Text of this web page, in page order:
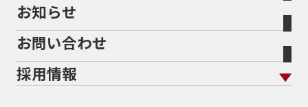
地域から探す
メーカー別買取相場・
ヤマハ
ホンダ
スズキ
トライアンフ
アプリリア
KTM
バイク保険無料見積り（他社でご加入の方）
盗難保険
福島
茨城
栃木
会社概要
沿革
二輪公正取引協議会加盟店
お知らせ
お問い合わせ
採用情報